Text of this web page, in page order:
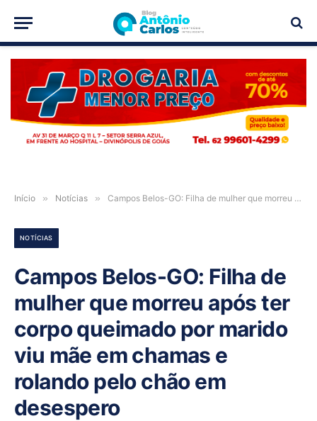
PUBLICIDADE
Início » Notícias » Campos Belos-GO: Filha de mulher que morreu após ter corpo queimado por marido viu mãe em chamas e rolando pelo chão em desespero
NOTÍCIAS
Campos Belos-GO: Filha de
mulher que morreu após ter
corpo queimado por marido
viu mãe em chamas e
rolando pelo chão em
desespero